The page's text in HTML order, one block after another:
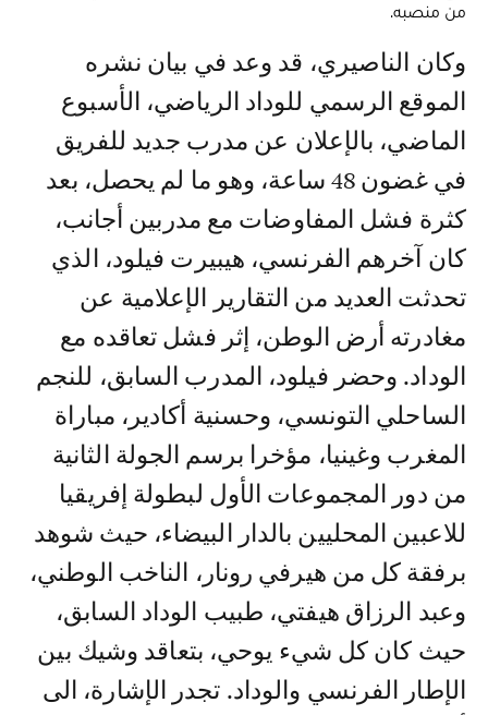
من منصبه.
وكان الناصيري، قد وعد في بيان نشره
الموقع الرسمي للوداد الرياضي، الأسبوع
الماضي، بالإعلان عن مدرب جديد للفريق
في غضون 48 ساعة، وهو ما لم يحصل، بعد
كثرة فشل المفاوضات مع مدربين أجانب،
كان آخرهم الفرنسي، هيبيرت فيلود، الذي
تحدثت العديد من التقارير الإعلامية عن
مغادرته أرض الوطن، إثر فشل تعاقده مع
الوداد. وحضر فيلود، المدرب السابق، للنجم
الساحلي التونسي، وحسنية أكادير، مباراة
المغرب وغينيا، مؤخرا برسم الجولة الثانية
من دور المجموعات الأول لبطولة إفريقيا
للاعبين المحليين بالدار البيضاء، حيث شوهد
برفقة كل من هيرفي رونار، الناخب الوطني،
وعبد الرزاق هيفتي، طبيب الوداد السابق،
حيث كان كل شيء يوحي، بتعاقد وشيك بين
الإطار الفرنسي والوداد. تجدر الإشارة، الى